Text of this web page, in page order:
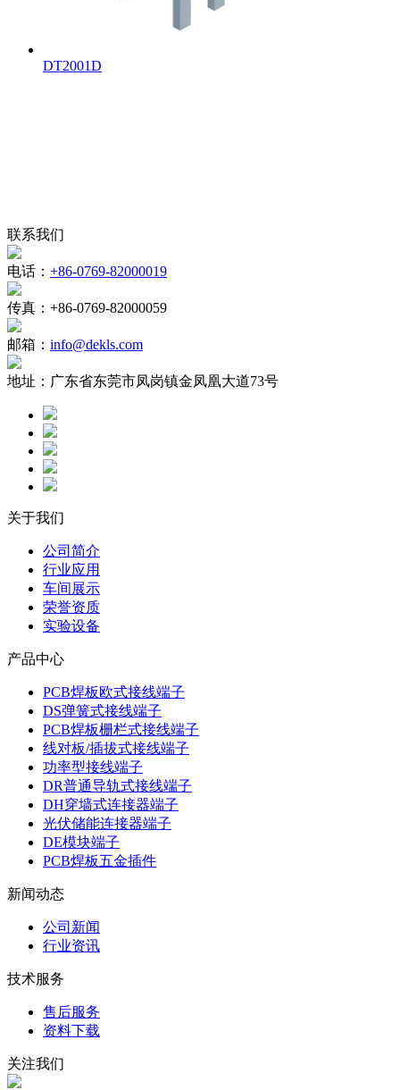
DT2001D
联系我们
电话： +86-0769-82000019
传真： +86-0769-82000059
邮箱： info@dekls.com
地址： 广东省东莞市凤岗镇金凤凰大道73号
关于我们
公司简介
行业应用
车间展示
荣誉资质
实验设备
产品中心
PCB焊板欧式接线端子
DS弹簧式接线端子
PCB焊板栅栏式接线端子
线对板/插拔式接线端子
功率型接线端子
DR普通导轨式接线端子
DH穿墙式连接器端子
光伏储能连接器端子
DE模块端子
PCB焊板五金插件
新闻动态
公司新闻
行业资讯
技术服务
售后服务
资料下载
关注我们